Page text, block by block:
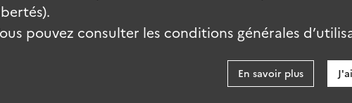
pouvez consulter les conditions générales
En savoir plus